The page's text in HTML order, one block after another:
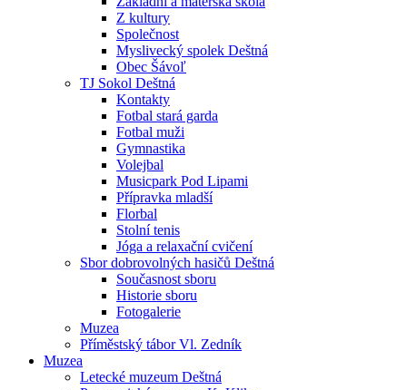
Z kultury
Společnost
Myslivecký spolek Deštná
Obec Šávoľ
TJ Sokol Deštná
Kontakty
Fotbal stará garda
Fotbal muži
Gymnastika
Volejbal
Musicpark Pod Lipami
Přípravka mladší
Florbal
Stolní tenis
Jóga a relaxační cvičení
Sbor dobrovolných hasičů Deštná
Současnost sboru
Historie sboru
Fotogalerie
Muzea
Příměstský tábor Vl. Zedník
Muzea
Letecké muzeum Deštná